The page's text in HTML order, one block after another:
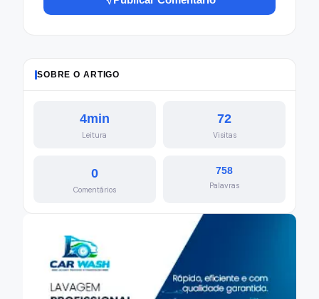
SOBRE O ARTIGO
4min
Leitura
72
Visitas
0
Comentários
758
Palavras